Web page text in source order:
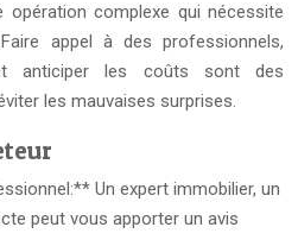
opération complexe qui nécessite
appel à des professionnels,
anticiper les coûts sont des
les mauvaises surprises.
Un expert immobilier, un
peut vous apporter un avis